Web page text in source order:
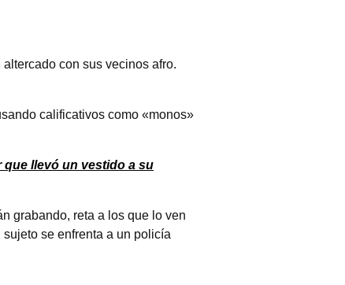
con sus vecinos afro.
calificativos como «monos»
llevó un vestido a su
grabando, reta a los que lo ven
se enfrenta a un policía